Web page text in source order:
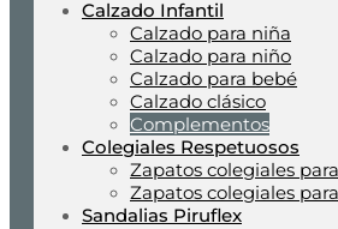
Calzado Infantil
Calzado para niña
Calzado para niño
Calzado para bebé
Calzado clásico
Complementos
Colegiales Respetuosos
Zapatos colegiales
Zapatos colegiales
Sandalias Piruflex